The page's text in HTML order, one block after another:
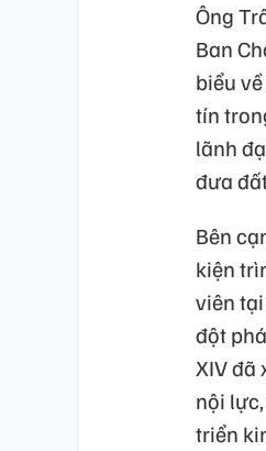
Ông
Ban
biểu
tín
lãnh
đưa
Bên
kiện
viên
đột
XIV đã
nội
triển